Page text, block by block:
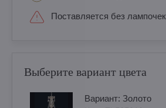
Поставляется без лампочек
Выберите вариант цвета
Вариант: Золотo